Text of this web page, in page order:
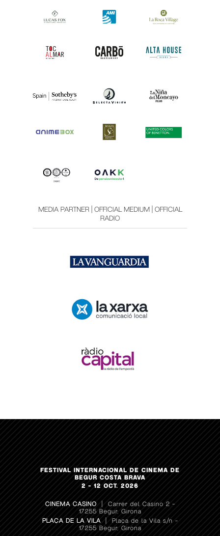
MEDIA PARTNER | OFFICIAL MEDIUM | OFFICIAL
RADIO
FESTIVAL INTERNACIONAL DE CINEMA DE
BEGUR COSTA BRAVA
2 – 12 OCT. 2026
CINEMA CASINO
| Carrer del Casino 2 –
17255 Begur, Girona
PLAÇA DE LA VILA| Plaça de la Vila s/n –
17255 Begur, Girona